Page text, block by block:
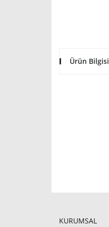
Ürün Bilgisi
KURUMSAL